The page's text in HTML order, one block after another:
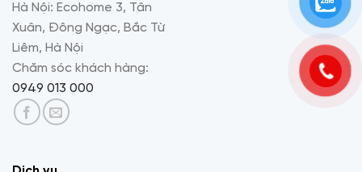
Hà Nội: Ecohome 3, Tân
Xuân, Đông Ngạc, Bắc Từ
Liêm, Hà Nội
Chăm sóc khách hàng:
0949 013 000